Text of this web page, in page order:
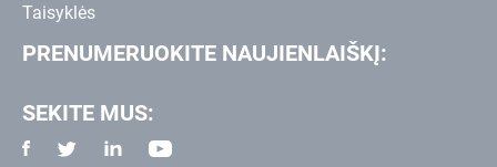
Taisyklės
PRENUMERUOKITE NAUJIENLAIŠKĮ:
SEKITE MUS: